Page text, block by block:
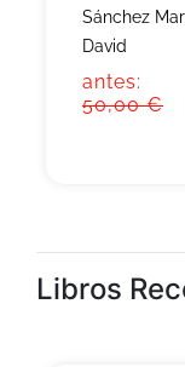
Sánchez
David
antes:
50,00 €
Libros